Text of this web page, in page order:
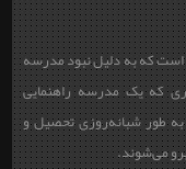
است که به دلیل نبود مدرسه
که یک مدرسه راهنمایی
به طور شبانه‌روزی تحصیل و
می‌شوند.